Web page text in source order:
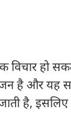
विचार हो
है और यह
है, इसलिए